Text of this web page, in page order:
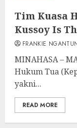
Tim Kuasa
Kussoy Is
FRANKIE
MINAHASA –
Hukum Tua
yakni...
READ MORE